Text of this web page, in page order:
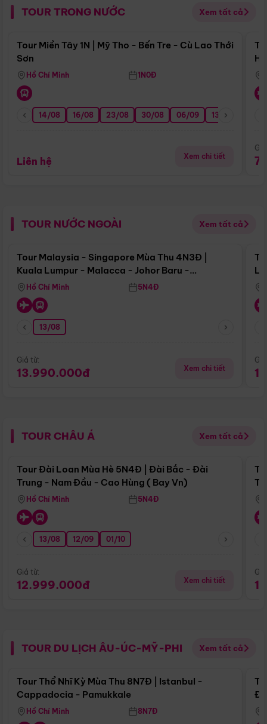
TOUR TRONG NƯỚC Xem tất cả
Điểm nổi bật
Tour Miền Tây 1N | Mỹ Tho - Bến Tre - Cù Lao Thới
Sơn
Hồ Chí Minh 1N0Đ
14/08 16/08 23/08 30/08 06/09 13/09
Liên hệ Xem chi tiết
TOUR NƯỚC NGOÀI Xem tất cả
Điểm nổi bật
Tour Malaysia - Singapore Mùa Thu 4N3Đ |
Kuala Lumpur - Malacca - Johor Baru -
Singapore
Hồ Chí Minh 5N4Đ
13/08
Giá từ:
13.990.000đ Xem chi tiết
TOUR CHÂU Á Xem tất cả
Điểm nổi bật
Tour Đài Loan Mùa Hè 5N4Đ | Đài Bắc - Đài
Trung - Nam Đầu - Cao Hùng ( Bay Vn)
Hồ Chí Minh 5N4Đ
13/08 12/09 01/10
Giá từ:
12.999.000đ Xem chi tiết
TOUR DU LỊCH ÂU-ÚC-MỸ-PHI Xem tất cả
Điểm nổi bật
Tour Thổ Nhĩ Kỳ Mùa Thu 8N7Đ | Istanbul -
Cappadocia - Pamukkale
Hồ Chí Minh 8N7Đ